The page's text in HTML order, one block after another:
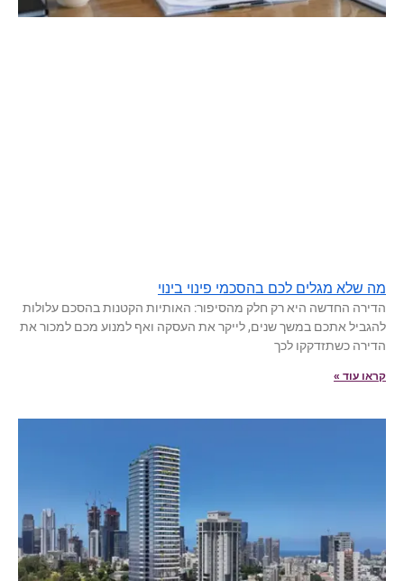
מה שלא מגלים לכם בהסכמי פינוי בינוי
הדירה החדשה היא רק חלק מהסיפור: האותיות הקטנות בהסכם עלולות
להגביל אתכם במשך שנים, לייקר את העסקה ואף למנוע מכם למכור את
הדירה כשתזדקקו לכך
קראו עוד »